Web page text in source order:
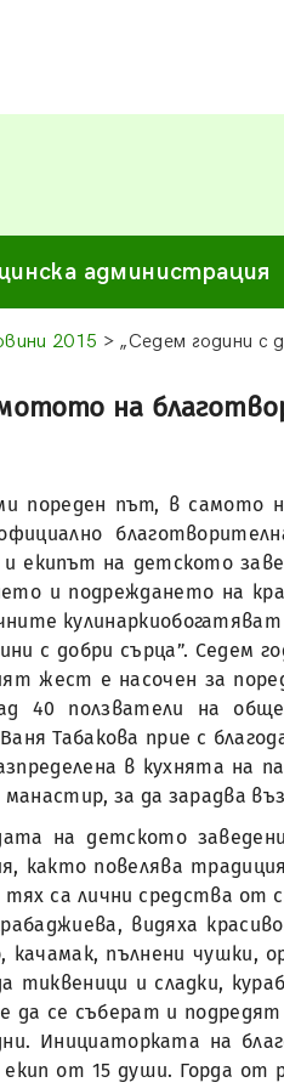
администрация
2015 > „Седем години с
на
пореден път, в самото
и екипът на детското
и подреждането на
с добри сърца”. Седем
жест е насочен за
40 ползватели на
Табакова прие с
в кухнята на
манастир, за да зарадва
на детското
както повелява
тях са лични средства
видяха
пълнени чушки,
тиквеници и сладки,
се съберат и
Инициаторката на
от 15 души. Горда от